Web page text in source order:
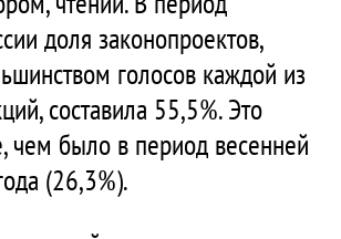
доля законопроектов,
голосов каждой из
составила 55,5%. Это
чем было в период весенней
(26,3%).